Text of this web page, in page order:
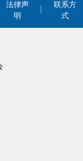
法律声
明
联系方
式